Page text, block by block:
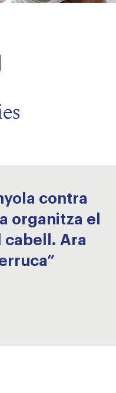
contra
organitza el
cabell. Ara